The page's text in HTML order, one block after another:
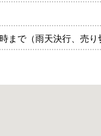
まで（雨天決行、売